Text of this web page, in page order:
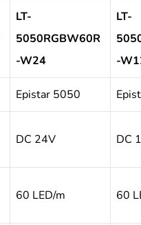
LT-
5050RGBW60R
-W24
LT-
-
Epistar 5050
DC 24V DC
60 LED/m 60